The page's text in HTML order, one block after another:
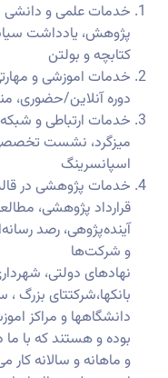
خدمات علمی و دانشی
پژوهش، یادداشت
کتابچه و بولتن
خدمات اموزشی و
دوره آنلاین/حضوری،
خدمات ارتباطی و شبکه
میزگرد، نشست
اسپانسرینگ
خدمات پژوهشی در
قرارداد پژوهشی،
آینده‌پژوهی، رصد
و شرکت‌ها
نهادهای دولتی،
بانکها،شرکتتای بزرگ
دانشگاهها و مراکز
بوده و هستند که با ما
و ماهانه و سالانه کار